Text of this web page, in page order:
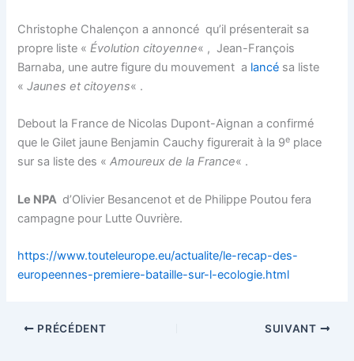
Christophe Chalençon a annoncé qu’il présenterait sa
propre liste «Évolution citoyenne« , Jean-François
Barnaba, une autre figure du mouvement a lancé sa liste
«Jaunes et citoyens« .
Debout la France de Nicolas Dupont-Aignan a confirmé
que le Gilet jaune Benjamin Cauchy figurerait à la 9e place
sur sa liste des «Amoureux de la France« .
Le NPA d’Olivier Besancenot et de Philippe Poutou fera
campagne pour Lutte Ouvrière.
https://www.touteleurope.eu/actualite/le-recap-des-
europeennes-premiere-bataille-sur-l-ecologie.html
PRÉCÉDENT SUIVANT